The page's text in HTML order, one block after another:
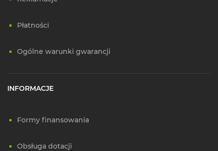
Płatności
Ogólne warunki gwarancji
INFORMACJE
Formy finansowania
Obsługa dotacji